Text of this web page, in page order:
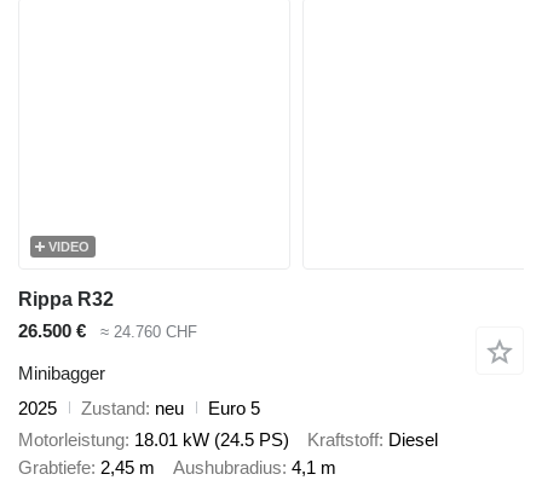
VIDEO
Rippa R32
26.500 €
≈ 24.760 CHF
Minibagger
2025
Zustand neu
Euro 5
Motorleistung 18.01 kW (24.5 PS) Kraftstoff Diesel
Grabtiefe 2,45 m Aushubradius 4,1 m